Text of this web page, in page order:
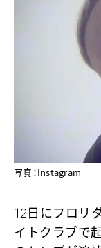
写真：Instagram
12日にフロリ
イトクラブで